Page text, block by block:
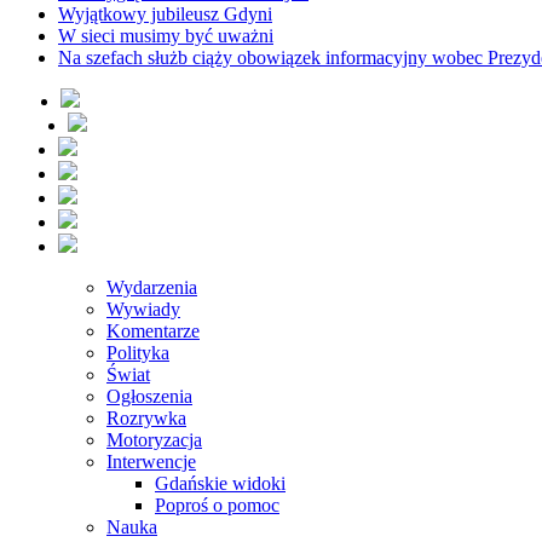
Wyjątkowy jubileusz Gdyni
W sieci musimy być uważni
Na szefach służb ciąży obowiązek informacyjny wobec
Wydarzenia
Wywiady
Komentarze
Polityka
Świat
Ogłoszenia
Rozrywka
Motoryzacja
Interwencje
Gdańskie widoki
Poproś o pomoc
Nauka